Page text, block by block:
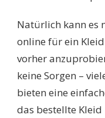
Natürlich kann es
online für ein
vorher
keine Sorgen –
bieten eine
das bestellte